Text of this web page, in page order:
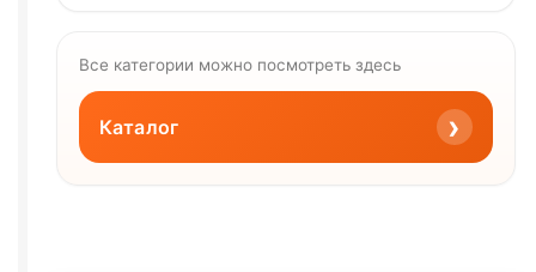
Все категории можно посмотреть здесь
Каталог ›